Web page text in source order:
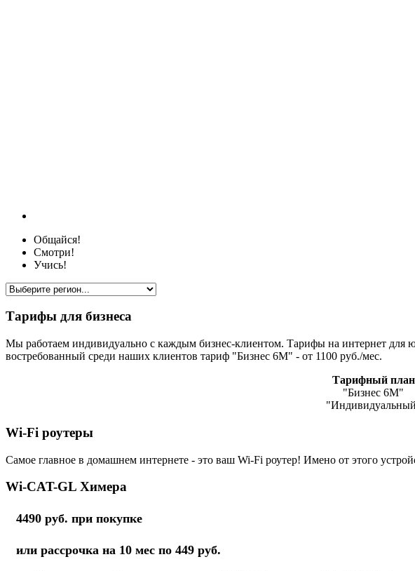
Общайся!
Смотри!
Учись!
Тарифы для бизнеса
Мы работаем индивидуально с каждым бизнес-клиентом. Тарифы на интернет
востребованный среди наших клиентов тариф "Бизнес 6М" - от 1100 руб./мес.
Тарифный план
"Бизнес 6М"
Wi-Fi роутеры
Самое главное в домашнем интернете - это ваш Wi-Fi роутер! Имено от этого
Wi-CAT-GL Химера
4490 руб. при покупке
или рассрочка на 10 мес по 449 руб.